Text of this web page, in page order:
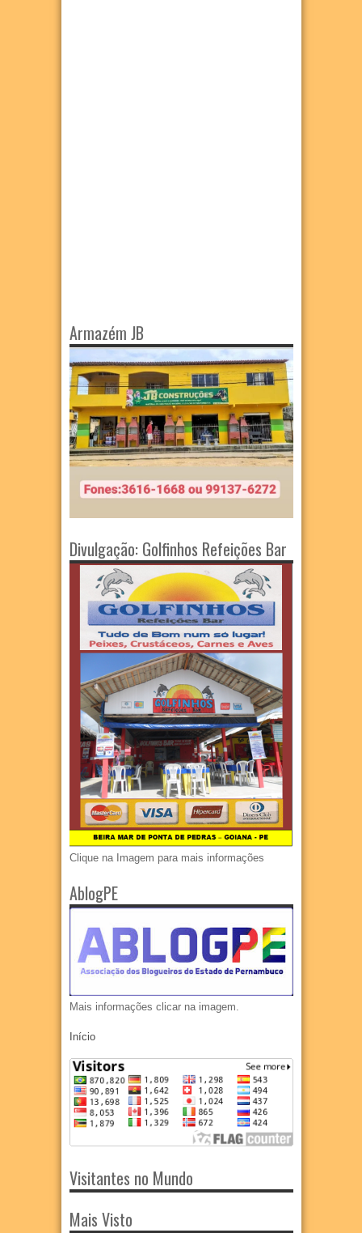
Armazém JB
Divulgação: Golfinhos Refeições Bar
Clique na Imagem para mais informações
AblogPE
Mais informações clicar na imagem.
Início
Visitantes no Mundo
Mais Visto